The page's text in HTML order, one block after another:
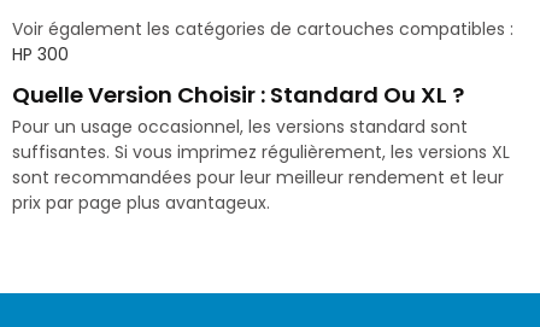
Voir également les catégories de cartouches compatibles :
HP 300
Quelle Version Choisir : Standard Ou XL ?
Pour un usage occasionnel, les versions standard sont
suffisantes. Si vous imprimez régulièrement, les versions XL
sont recommandées pour leur meilleur rendement et leur
prix par page plus avantageux.